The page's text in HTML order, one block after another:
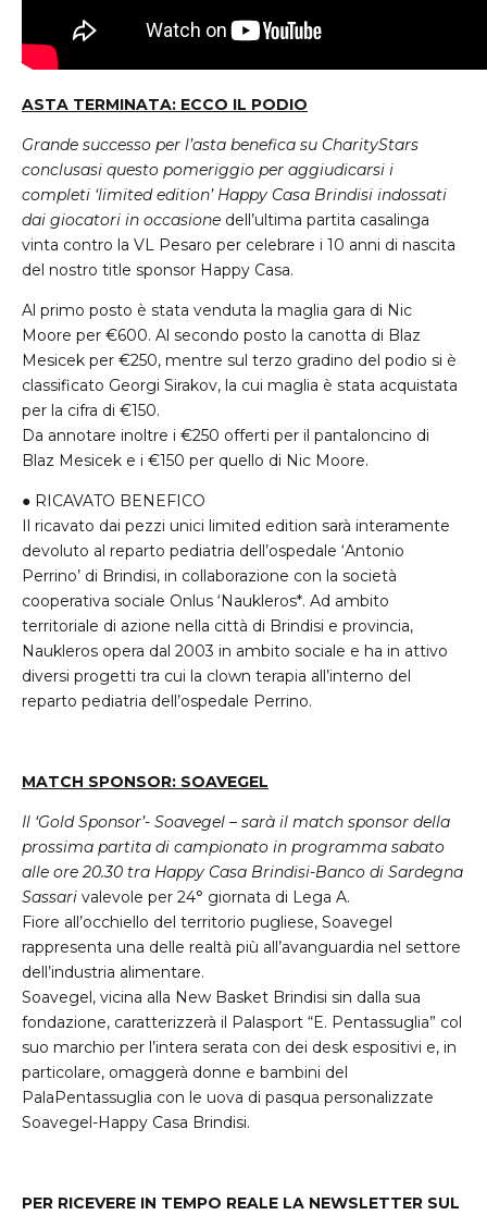
ASTA TERMINATA: ECCO IL PODIO
Grande successo per l’asta benefica su CharityStars
conclusasi questo pomeriggio per aggiudicarsi i
completi ‘limited edition’ Happy Casa Brindisi indossati
dai giocatori in occasione dell’ultima partita casalinga
vinta contro la VL Pesaro per celebrare i 10 anni di nascita
del nostro title sponsor Happy Casa.
Al primo posto è stata venduta la maglia gara di Nic
Moore per €600. Al secondo posto la canotta di Blaz
Mesicek per €250, mentre sul terzo gradino del podio si è
classificato Georgi Sirakov, la cui maglia è stata acquistata
per la cifra di €150.
Da annotare inoltre i €250 offerti per il pantaloncino di
Blaz Mesicek e i €150 per quello di Nic Moore.
● RICAVATO BENEFICO
Il ricavato dai pezzi unici limited edition sarà interamente
devoluto al reparto pediatria dell’ospedale ‘Antonio
Perrino’ di Brindisi, in collaborazione con la società
cooperativa sociale Onlus ‘Naukleros*. Ad ambito
territoriale di azione nella città di Brindisi e provincia,
Naukleros opera dal 2003 in ambito sociale e ha in attivo
diversi progetti tra cui la clown terapia all’interno del
reparto pediatria dell’ospedale Perrino.
MATCH SPONSOR: SOAVEGEL
Il ‘Gold Sponsor’- Soavegel – sarà il match sponsor della
prossima partita di campionato in programma sabato
alle ore 20.30 tra Happy Casa Brindisi-Banco di Sardegna
Sassari valevole per 24° giornata di Lega A.
Fiore all’occhiello del territorio pugliese, Soavegel
rappresenta una delle realtà più all’avanguardia nel settore
dell’industria alimentare.
Soavegel, vicina alla New Basket Brindisi sin dalla sua
fondazione, caratterizzerà il Palasport “E. Pentassuglia” col
suo marchio per l’intera serata con dei desk espositivi e, in
particolare, omaggerà donne e bambini del
PalaPentassuglia con le uova di pasqua personalizzate
Soavegel-Happy Casa Brindisi.
PER RICEVERE IN TEMPO REALE LA NEWSLETTER SUL